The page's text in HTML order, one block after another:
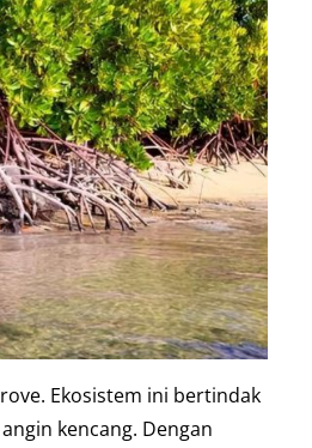
Ekosistem ini bertindak
kencang. Dengan